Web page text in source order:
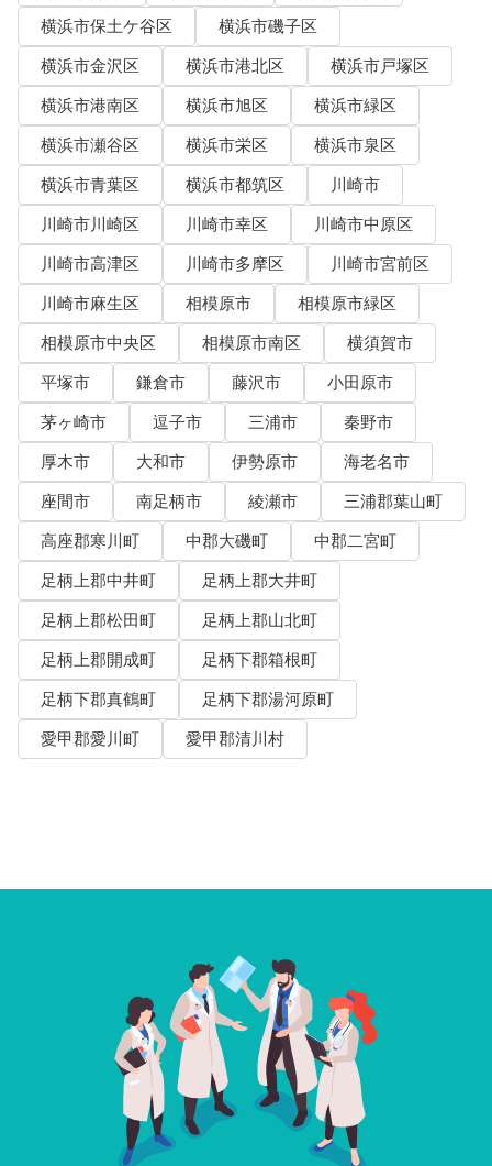
横浜市保土ケ谷区
横浜市磯子区
横浜市金沢区
横浜市港北区
横浜市戸塚区
横浜市港南区
横浜市旭区
横浜市緑区
横浜市瀬谷区
横浜市栄区
横浜市泉区
横浜市青葉区
横浜市都筑区
川崎市
川崎市川崎区
川崎市幸区
川崎市中原区
川崎市高津区
川崎市多摩区
川崎市宮前区
川崎市麻生区
相模原市
相模原市緑区
相模原市中央区
相模原市南区
横須賀市
平塚市
鎌倉市 藤沢市
小田原市
茅ヶ崎市
逗子市 三浦市
秦野市
厚木市
大和市 伊勢原市
海老名市
座間市
南足柄市 綾瀬市
三浦郡葉山町
高座郡寒川町
中郡大磯町
中郡二宮町
足柄上郡中井町
足柄上郡大井町
足柄上郡松田町
足柄上郡山北町
足柄上郡開成町
足柄下郡箱根町
足柄下郡真鶴町
足柄下郡湯河原町
愛甲郡愛川町
愛甲郡清川村